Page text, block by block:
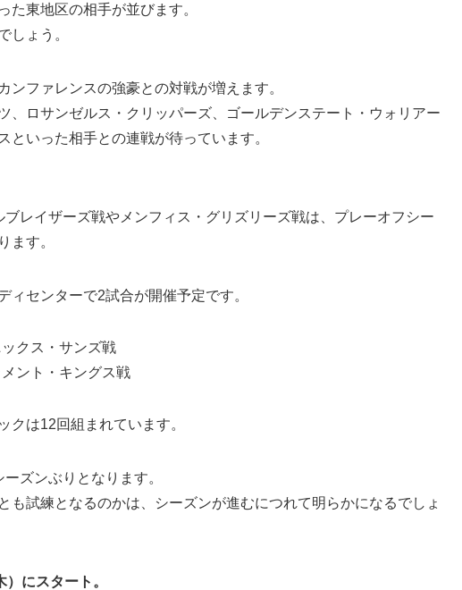
た東地区の相手が並びます。
しょう。
ファレンスの強豪との対戦が増えます。
、ロサンゼルス・クリッパーズ、ゴールデンステート・ウォリアー
といった相手との連戦が待っています。
レイザーズ戦やメンフィス・グリズリーズ戦は、プレーオフシー
ます。
ィセンターで2試合が開催予定です。
クス・サンズ戦
ント・キングス戦
クは12回組まれています。
ズンぶりとなります。
も試練となるのかは、シーズンが進むにつれて明らかになるでしょ
にスタート。